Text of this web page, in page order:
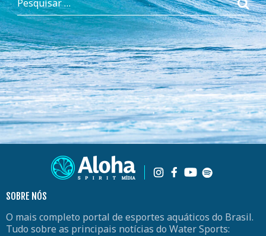
SOBRE NÓS
O mais completo portal de esportes aquáticos do Brasil.
Tudo sobre as principais notícias do Water Sports: